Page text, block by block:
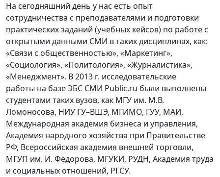
На сегодняшний день у нас есть опыт
сотрудничества с преподавателями и подготовки
практических заданий (учебных кейсов) по работе с
открытыми данными СМИ в таких дисциплинах, как:
«Связи с общественностью», «Маркетинг»,
«Социология», «Политология», «Журналистика»,
«Менеджмент». В 2013 г. исследовательские
работы на базе ЭБС СМИ Public.ru были выполнены
студентами таких вузов, как МГУ им. М.В.
Ломоносова, НИУ ГУ–ВШЭ, МГИМО, ГУУ, МАИ,
Международная академия бизнеса и управления,
Академия народного хозяйства при Правительстве
РФ, Всероссийская академия внешней торговли,
МГУП им. И. Фёдорова, МГУКИ, РУДН, Академия труда
и социальных отношений, РГСУ.